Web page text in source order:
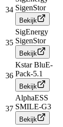
34 SigenStor
Bekijk
35
SigEnergy
SigenStor
Bekijk
36
Kstar BluE-
Pack-5.1
Bekijk
37
AlphaESS
SMILE-G3
Bekijk